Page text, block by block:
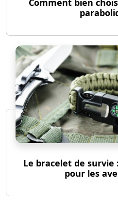
Comment bien
Le bracelet de survie
pour les